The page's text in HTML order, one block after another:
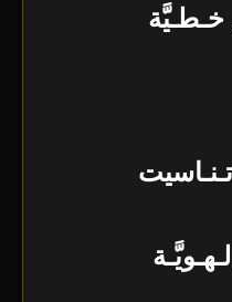
خـطـيَّة